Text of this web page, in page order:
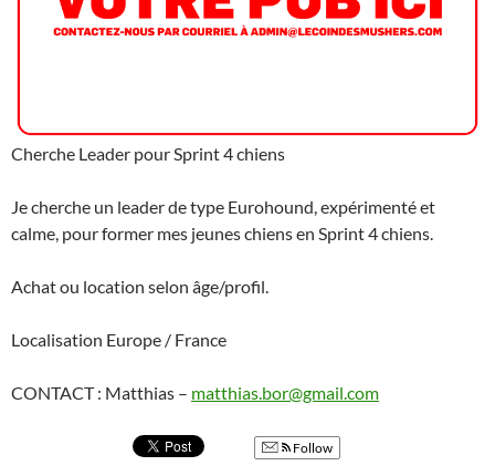
Cherche Leader pour Sprint 4 chiens
Je cherche un leader de type Eurohound, expérimenté et
calme, pour former mes jeunes chiens en Sprint 4 chiens.
Achat ou location selon âge/profil.
Localisation Europe / France
CONTACT : Matthias – matthias.bor@gmail.com
Follow